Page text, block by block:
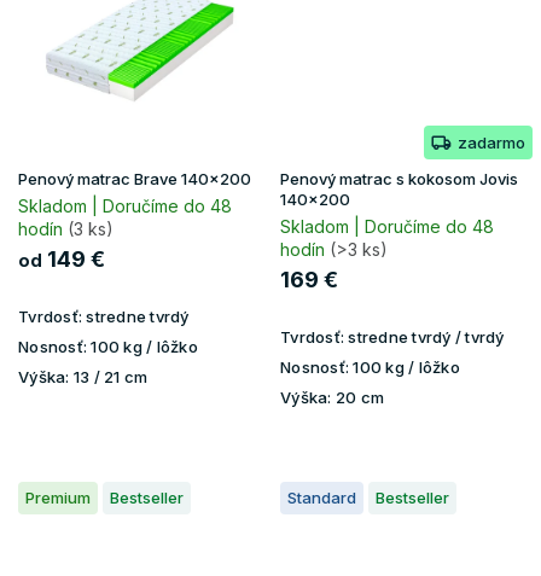
Penový matrac Brave 140x200
Skladom | Doručíme do 48
hodín (3 ks)
od 149 €
Tvrdosť: stredne tvrdý
Nosnosť: 100 kg / lôžko
Výška: 13 / 21 cm
zadarmo
Penový matrac s kokosom Jovis
140x200
Skladom | Doručíme do 48
hodín (>3 ks)
169 €
Tvrdosť: stredne tvrdý / tvrdý
Nosnosť: 100 kg / lôžko
Výška: 20 cm
Premium Bestseller Standard Bestseller